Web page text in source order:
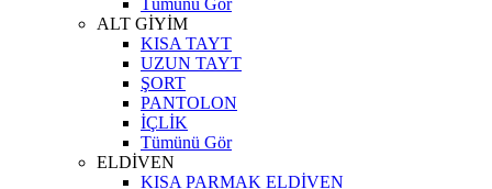
Tümünü Gör
ALT GİYİM
KISA TAYT
UZUN TAYT
ŞORT
PANTOLON
İÇLİK
Tümünü Gör
ELDİVEN
KISA PARMAK ELDİVEN